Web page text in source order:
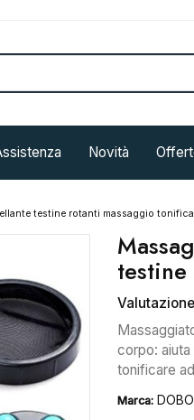
Novità
testine rotanti massaggio
corpo:
tonificare
Marca: DOBO